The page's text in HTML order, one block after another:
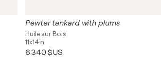
Pewter tankard with plums
Huile sur Bois
11x14in
6 340 $US